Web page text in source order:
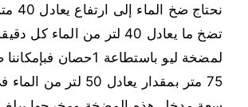
نحتاج
تضخ ما يعادل 40 لتر من الماء
لمضخة ليو باستطاعة 1حصان
75 متر بمقدار يعادل 50